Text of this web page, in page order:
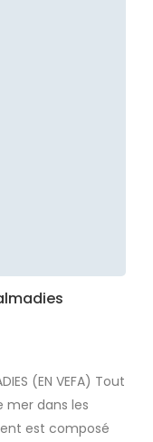
(EN VEFA) Tout
dans les
est composé